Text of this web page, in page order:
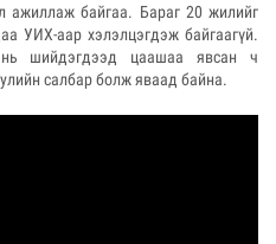
ажиллаж байгаа. Бараг 20 жилийг
УИХ-аар хэлэлцэгдэж байгаагүй.
шийдэгдээд цаашаа явсан ч
салбар болж яваад байна.